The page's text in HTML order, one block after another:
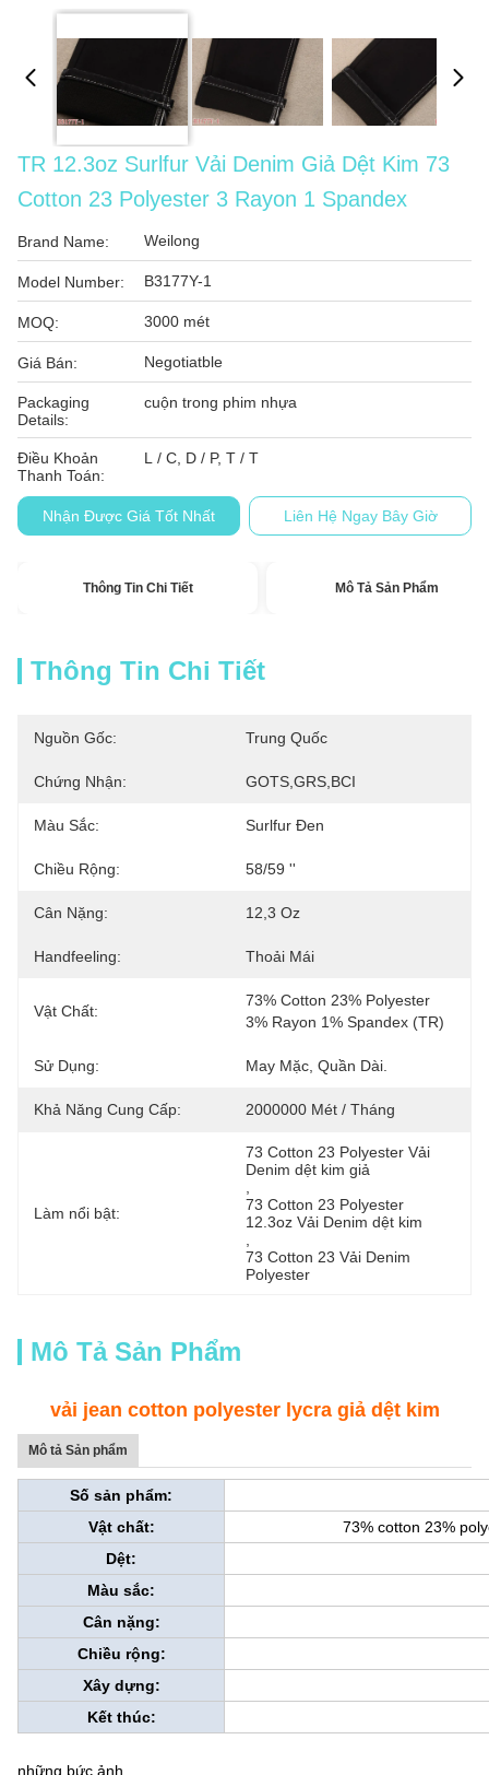
TR 12.3oz Surlfur Vải Denim Giả Dệt Kim 73
Cotton 23 Polyester 3 Rayon 1 Spandex
Brand Name: Weilong
Model Number: B3177Y-1
MOQ: 3000 mét
Giá Bán: Negotiatble
Packaging
Details:
cuộn trong phim nhựa
Điều Khoản
Thanh Toán:
L / C, D / P, T / T
Nhận Được Giá Tốt Nhất Liên Hệ Ngay Bây Giờ
Thông Tin Chi Tiết Mô Tả Sản Phẩm
Thông Tin Chi Tiết
Nguồn Gốc: Trung Quốc
Chứng Nhận: GOTS,GRS,BCI
Màu Sắc: Surlfur Đen
Chiều Rộng: 58/59 ''
Cân Nặng: 12,3 Oz
Handfeeling: Thoải Mái
Vật Chất:
73% Cotton 23% Polyester
3% Rayon 1% Spandex (TR)
Sử Dụng: May Mặc, Quần Dài.
Khả Năng Cung Cấp: 2000000 Mét / Tháng
Làm nổi bật:
73 Cotton 23 Polyester Vải
Denim dệt kim giả
73 Cotton 23 Polyester
12.3oz Vải Denim dệt kim
73 Cotton 23 Vải Denim
Polyester
Mô Tả Sản Phẩm
vải jean cotton polyester lycra giả dệt kim
Mô tả Sản phẩm
Số sản phẩm:
Vật chất:
73% cotton 23%
Dệt:
Màu sắc:
Cân nặng:
Chiều rộng:
Xây dựng:
Kết thúc:
những bức ảnh